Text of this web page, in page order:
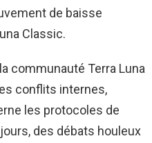
de baisse
Classic.
communauté Terra Luna
conflits internes,
les protocoles de
des débats houleux